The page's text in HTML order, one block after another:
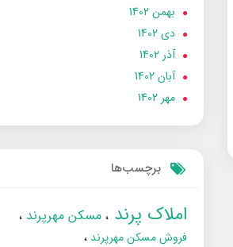
بهمن 1402
دی 1402
آذر 1402
آبان 1402
مهر 1402
برچسب‌ها
املاک پرند مسکن مهرپرند
فروش مسکن مهرپرند